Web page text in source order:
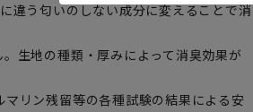
違う匂いのしない成分に変えることで消
生地の種類・厚みによって消臭効果が
リン残留等の各種試験の結果による安